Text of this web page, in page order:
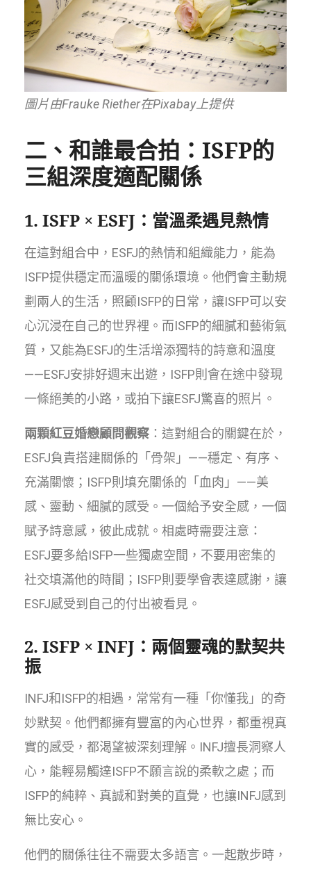
圖片由Frauke Riether在Pixabay上提供
二、和誰最合拍：ISFP的
三組深度適配關係
1. ISFP × ESFJ：當溫柔遇見熱情
在這對組合中，ESFJ的熱情和組織能力，能為
ISFP提供穩定而溫暖的關係環境。他們會主動規
劃兩人的生活，照顧ISFP的日常，讓ISFP可以安
心沉浸在自己的世界裡。而ISFP的細膩和藝術氣
質，又能為ESFJ的生活增添獨特的詩意和溫度
——ESFJ安排好週末出遊，ISFP則會在途中發現
一條絕美的小路，或拍下讓ESFJ驚喜的照片。
兩顆紅豆婚戀顧問觀察 ：這對組合的關鍵在於，
ESFJ負責搭建關係的「骨架」——穩定、有序、
充滿關懷；ISFP則填充關係的「血肉」——美
感、靈動、細膩的感受。一個給予安全感，一個
賦予詩意感，彼此成就。相處時需要注意：
ESFJ要多給ISFP一些獨處空間，不要用密集的
社交填滿他的時間；ISFP則要學會表達感謝，讓
ESFJ感受到自己的付出被看見。
2. ISFP × INFJ：兩個靈魂的默契共
振
INFJ和ISFP的相遇，常常有一種「你懂我」的奇
妙默契。他們都擁有豐富的內心世界，都重視真
實的感受，都渴望被深刻理解。INFJ擅長洞察人
心，能輕易觸達ISFP不願言說的柔軟之處；而
ISFP的純粹、真誠和對美的直覺，也讓INFJ感到
無比安心。
他們的關係往往不需要太多語言。一起散步時，